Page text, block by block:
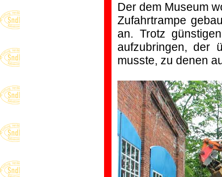
Der dem Museum
Zufahrtrampe
an. Trotz
aufzubringen, der
musste, zu denen